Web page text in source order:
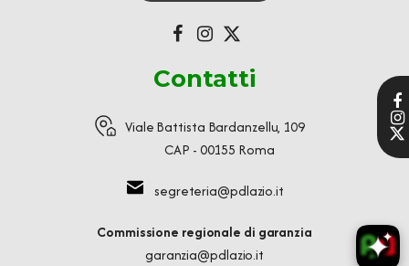
Contatti
Viale Battista Bardanzellu, 109
CAP - 00155 Roma
segreteria@pdlazio.it
Commissione regionale di garanzia
garanzia@pdlazio.it